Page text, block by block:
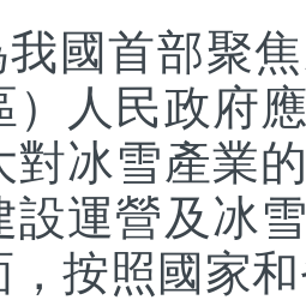
國首部聚
）人民政府
對冰雪產業
設運營及冰
，按照國家